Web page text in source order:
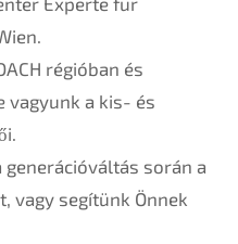
régióban és
vagyunk a kis- és
során a
vagy segítünk Önnek